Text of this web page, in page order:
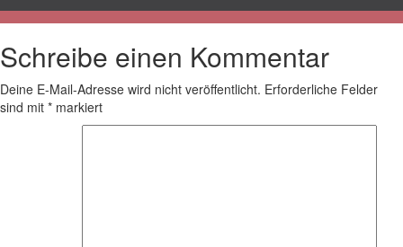
Schreibe einen Kommentar
Deine E-Mail-Adresse wird nicht veröffentlicht. Erforderliche Felder
sind mit * markiert